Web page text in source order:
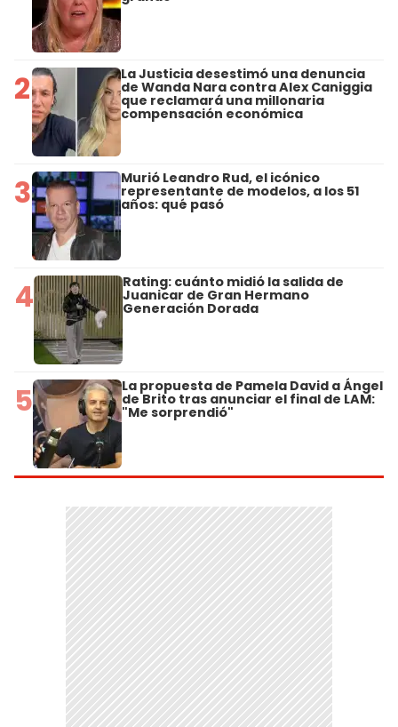
2 La Justicia desestimó una denuncia
de Wanda Nara contra Alex Caniggia
que reclamará una millonaria
compensación económica
3 Murió Leandro Rud, el icónico
representante de modelos, a los 51
años: qué pasó
4 Rating: cuánto midió la salida de
Juanicar de Gran Hermano
Generación Dorada
5 La propuesta de Pamela David a Ángel
de Brito tras anunciar el final de LAM:
"Me sorprendió"